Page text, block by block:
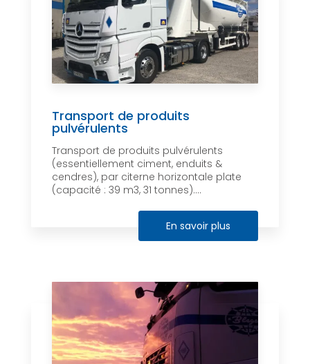
Transport de produits
pulvérulents
Transport de produits pulvérulents
(essentiellement ciment, enduits &
cendres), par citerne horizontale plate
(capacité : 39 m3, 31 tonnes)....
En savoir plus